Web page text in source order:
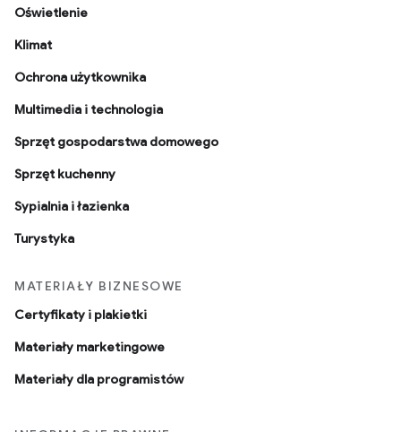
Oświetlenie
Klimat
Ochrona użytkownika
Multimedia i technologia
Sprzęt gospodarstwa domowego
Sprzęt kuchenny
Sypialnia i łazienka
Turystyka
MATERIAŁY BIZNESOWE
Certyfikaty i plakietki
Materiały marketingowe
Materiały dla programistów